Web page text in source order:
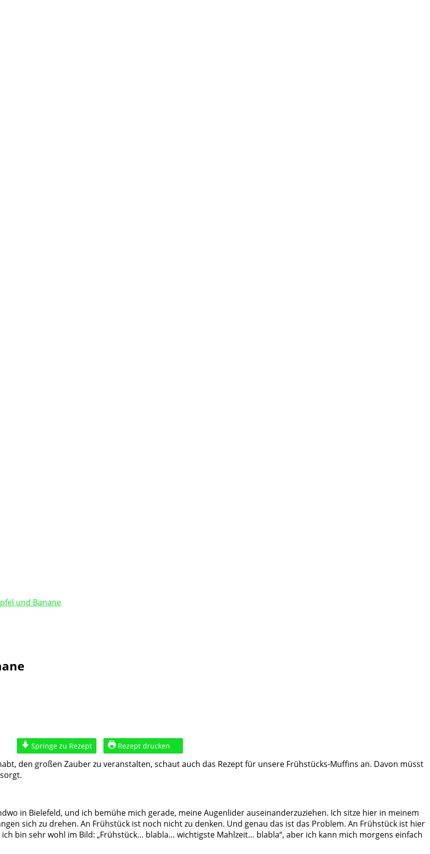
und Banane
Springe zu Rezept Rezept drucken
den großen Zauber zu veranstalten, schaut auch das Rezept für unsere Frühstücks-Muffins an. Davon müsst
in Bielefeld, und ich bemühe mich gerade, meine Augenlider auseinanderzuziehen. Ich sitze hier in meinem
sich zu drehen. An Frühstück ist noch nicht zu denken. Und genau das ist das Problem. An Frühstück ist hier
bin sehr wohl im Bild: „Frühstück… blabla… wichtigste Mahlzeit… blabla“, aber ich kann mich morgens einfach